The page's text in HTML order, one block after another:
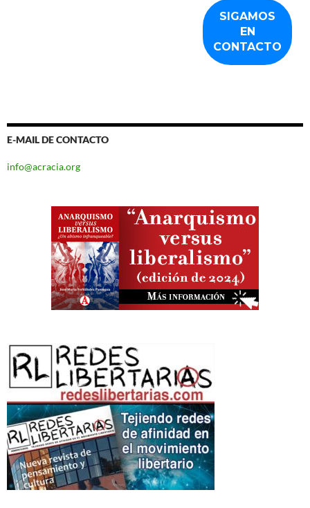
E-MAIL DE CONTACTO
info@acracia.org